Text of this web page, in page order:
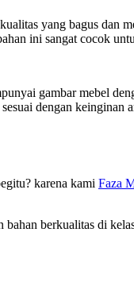
yang bagus dan
ini sangat cocok
gambar mebel
dengan keinginan
karena kami Faza
berkualitas di